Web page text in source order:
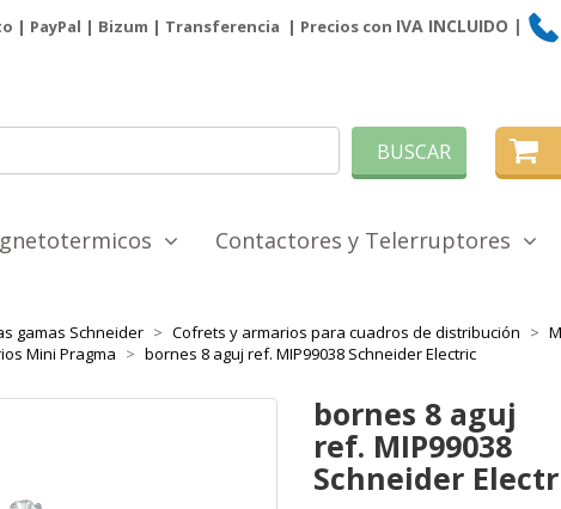
| PayPal | Bizum | Transferencia | Precios con IVA INCLUIDO |
BUSCAR
Contactores y Telerruptores
gamas Schneider Cofrets y armarios para cuadros de distribución
Mini Pragma
bornes 8 aguj ref. MIP99038 Schneider Electric
bornes 8 aguj
ref. MIP99038
Schneider